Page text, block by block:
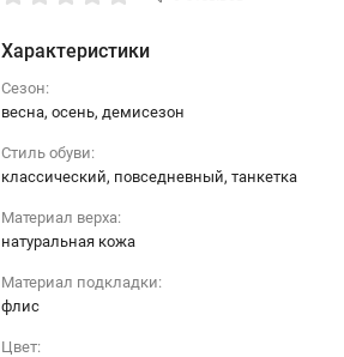
Характеристики
Сезон:
весна, осень, демисезон
Стиль обуви:
классический, повседневный, танкетка
Материал верха:
натуральная кожа
Материал подкладки:
флис
Цвет: